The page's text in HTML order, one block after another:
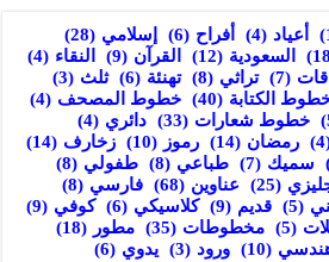
أعياد (4) أفراح (6) إسلامي (28)
السعودية (12) القرآن (9) النقاء (4)
(7) تراثي (8) تهنئة (6) ثلث (3)
الكتابة (40) خطوط المصحف (4)
خطوط شعارات (33) دائري (4)
رمضان (14) رموز (10) زخارف (14)
سميك (7) طباعي (8) طفولي (8)
(25) عناوين (68) فارسي (8)
(5) قديم (9) كلاسيكي (6) كوفي (9)
(5) مخطوطات (35) مطور (18)
(10) ورود (3) يدوي (6)